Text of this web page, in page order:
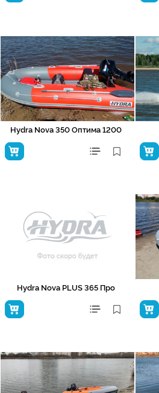
Hydra Nova 350 Оптима 1200
Hydra Nova PLUS 365 Про